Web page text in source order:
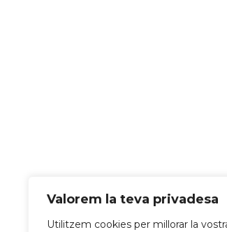
Valorem la teva privadesa
Utilitzem cookies per millorar la